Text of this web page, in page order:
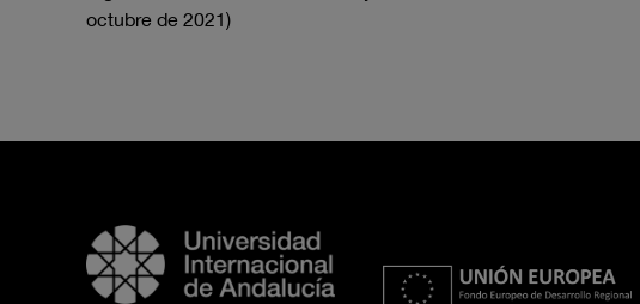
octubre de 2021)